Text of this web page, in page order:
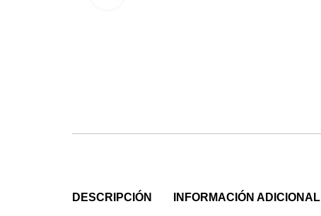
DESCRIPCIÓN INFORMACIÓN ADICIONAL